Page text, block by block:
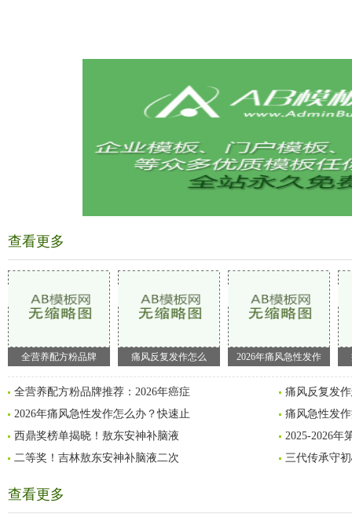
查看更多
全营养配方粉品牌 痛风反复发作怎么 2026年痛风急性发作
全营养配方粉品牌推荐：2026年癌症
痛风反复发
2026年痛风急性发作怎么办？快速止
痛风急性发
西鼎奖榜单揭晓！敖东安神补脑液
2025-2026年
二等奖！吉林敖东安神补脑液二次
三代传承守
查看更多